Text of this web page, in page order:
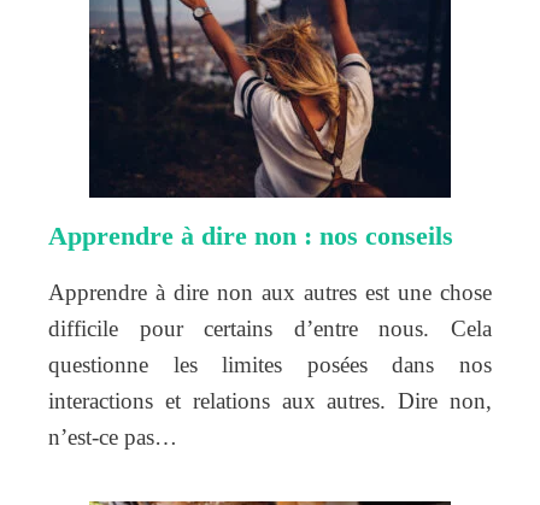
Apprendre à dire non : nos conseils
Apprendre à dire non aux autres est une chose
difficile pour certains d’entre nous. Cela
questionne les limites posées dans nos
interactions et relations aux autres. Dire non,
n’est-ce pas…